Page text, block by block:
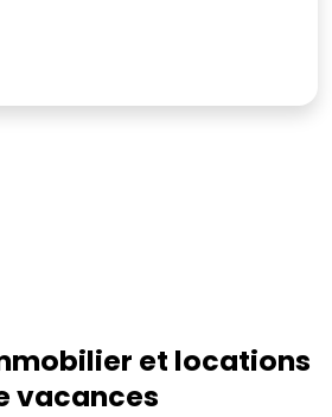
et locations
vacances